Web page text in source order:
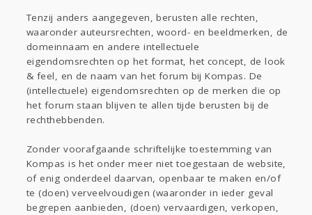
Tenzij anders aangegeven, berusten alle rechten,
waaronder auteursrechten, woord- en beeldmerken, de
domeinnaam en andere intellectuele
eigendomsrechten op het format, het concept, de look
& feel, en de naam van het forum bij Kompas. De
(intellectuele) eigendomsrechten op de merken die op
het forum staan blijven te allen tijde berusten bij de
rechthebbenden.
Zonder voorafgaande schriftelijke toestemming van
Kompas is het onder meer niet toegestaan de website,
of enig onderdeel daarvan, openbaar te maken en/of
te (doen) verveelvoudigen (waaronder in ieder geval
begrepen aanbieden, (doen) vervaardigen, verkopen,